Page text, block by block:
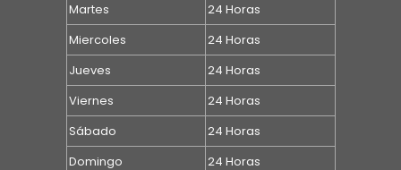
Martes
24 Horas
Miercoles
24 Horas
Jueves
24 Horas
Viernes
24 Horas
Sábado
24 Horas
Domingo
24 Horas